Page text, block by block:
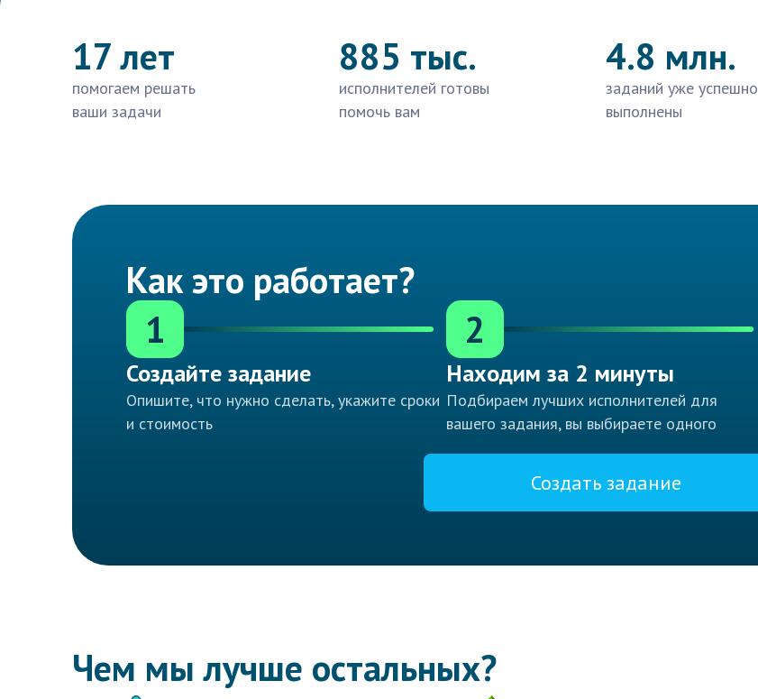
17 лет
помогаем решать
ваши задачи
885 тыс.
исполнителей готовы
помочь вам
4.8 млн.
заданий уже успешно
выполнены
Как это работает?
1
Создайте задание
Опишите, что нужно сделать, укажите сроки
и стоимость
2
Находим за 2 минуты
Подбираем лучших исполнителей для
вашего задания, вы выбираете одного
Создать задание
Чем мы лучше остальных?